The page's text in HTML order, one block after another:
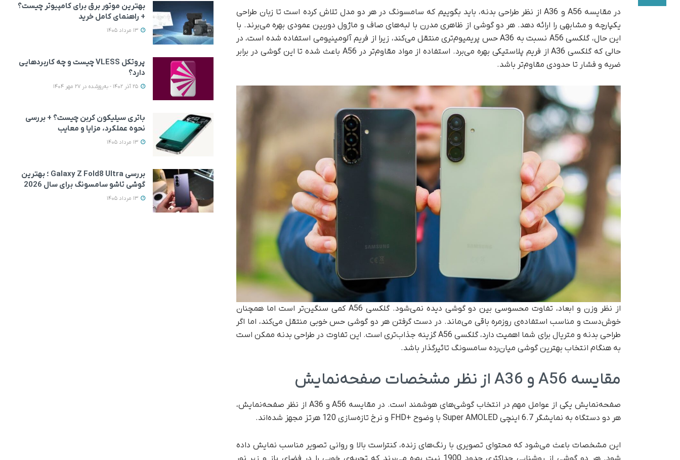
در مقایسه A56 و A36 از نظر طراحی بدنه، باید بگوییم که سامسونگ در هر دو مدل تلاش کرده است تا زبان طراحی
یکپارچه و مشابهی را ارائه دهد. هر دو گوشی از ظاهری مدرن با لبه‌های صاف و ماژول دوربین عمودی بهره می‌برند. با
این حال، گلکسی A56 نسبت به A36 حس پریمیوم‌تری منتقل می‌کند، زیرا از فریم آلومینیومی استفاده شده است، در
حالی که گلکسی A36 از فریم پلاستیکی بهره می‌برد. استفاده از مواد مقاوم‌تر در A56 باعث شده تا این گوشی در برابر
ضربه و فشار تا حدودی مقاوم‌تر باشد.
از نظر وزن و ابعاد، تفاوت محسوسی بین دو گوشی دیده نمی‌شود. گلکسی A56 کمی سنگین‌تر است اما همچنان
خوش‌دست و مناسب استفاده‌ی روزمره باقی می‌ماند. در دست گرفتن هر دو گوشی حس خوبی منتقل می‌کند، اما اگر
طراحی بدنه و متریال برای شما اهمیت دارد، گلکسی A56 گزینه جذاب‌تری است. این تفاوت در طراحی بدنه ممکن است
به هنگام انتخاب بهترین گوشی میان‌رده سامسونگ تاثیرگذار باشد.
مقایسه A56 و A36 از نظر مشخصات صفحه‌نمایش
صفحه‌نمایش یکی از عوامل مهم در انتخاب گوشی‌های هوشمند است. در مقایسه A56 و A36 از نظر صفحه‌نمایش،
هر دو دستگاه به نمایشگر 6.7 اینچی Super AMOLED با وضوح +FHD و نرخ تازه‌سازی 120 هرتز مجهز شده‌اند.
این مشخصات باعث می‌شود که محتوای تصویری با رنگ‌های زنده، کنتراست بالا و روانی تصویر مناسب نمایش داده
بهترین موتور برق برای کامپیوتر چیست؟
+ راهنمای کامل خرید
پروتکل VLESS چیست و چه کاربردهایی
دارد؟
باتری سیلیکون کربن چیست؟ + بررسی
نحوه عملکرد، مزایا و معایب
بررسی Galaxy Z Fold8 Ultra ؛ بهترین
گوشی تاشو سامسونگ برای سال 2026